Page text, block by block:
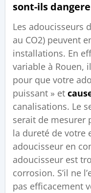
sont-ils
Les adoucisseurs
au CO2) peuvent
installations. En
variable à Rouen,
pour que votre
puissant » et
canalisations. Le
serait de mesurer
la dureté de votre
adoucisseur en
adoucisseur est
corrosion. S’il ne
pas efficacement